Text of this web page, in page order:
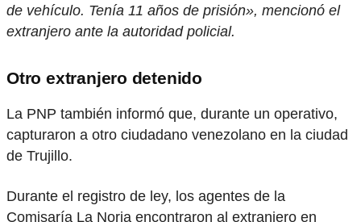
de vehículo. Tenía 11 años de prisión», mencionó el
extranjero ante la autoridad policial.
Otro extranjero detenido
La PNP también informó que, durante un operativo,
capturaron a otro ciudadano venezolano en la ciudad
de Trujillo.
Durante el registro de ley, los agentes de la
Comisaría La Noria encontraron al extranjero en